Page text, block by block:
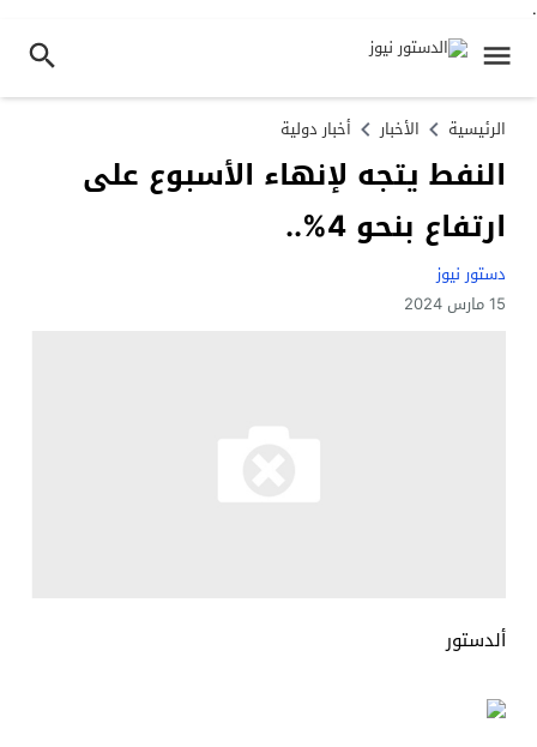
.
الرئيسية الأخبار أخبار دولية
النفط يتجه لإنهاء الأسبوع على
ارتفاع بنحو 4%..
دستور نيوز
15 مارس 2024
ألدستور